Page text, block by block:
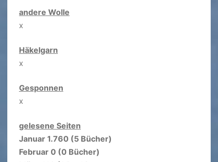
andere Wolle
x
Häkelgarn
x
Gesponnen
x
gelesene Seiten
Januar 1.760 (5 Bücher)
Februar 0 (0 Bücher)